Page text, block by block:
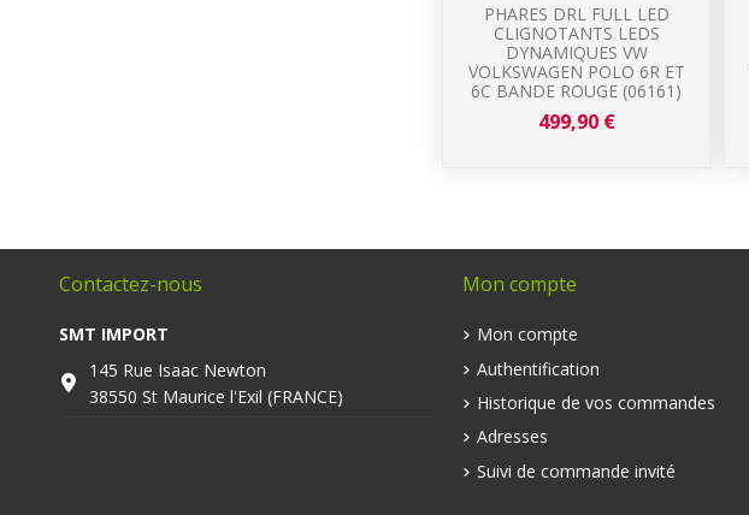
PHARES DRL FULL LED
CLIGNOTANTS LEDS
DYNAMIQUES VW
VOLKSWAGEN POLO 6R ET
6C BANDE ROUGE (06161)
499,90 €
Contactez-nous
SMT IMPORT
145 Rue Isaac Newton
38550 St Maurice l'Exil (FRANCE)
Mon compte
Mon compte
Authentification
Historique de vos commandes
Adresses
Suivi de commande invité